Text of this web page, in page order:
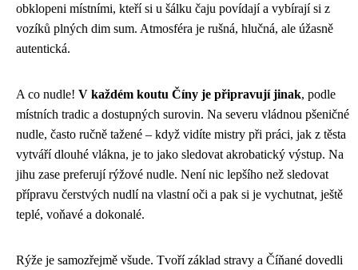
obklopeni místními, kteří si u šálku čaju povídají a vybírají si z
vozíků plných dim sum. Atmosféra je rušná, hlučná, ale úžasně
autentická.
A co nudle! V každém koutu Číny je připravují jinak, podle
místních tradic a dostupných surovin. Na severu vládnou pšeničné
nudle, často ručně tažené – když vidíte mistry při práci, jak z těsta
vytváří dlouhé vlákna, je to jako sledovat akrobatický výstup. Na
jihu zase preferují rýžové nudle. Není nic lepšího než sledovat
přípravu čerstvých nudlí na vlastní oči a pak si je vychutnat, ještě
teplé, voňavé a dokonalé.
Rýže je samozřejmě všude. Tvoří základ stravy a Číňané dovedli